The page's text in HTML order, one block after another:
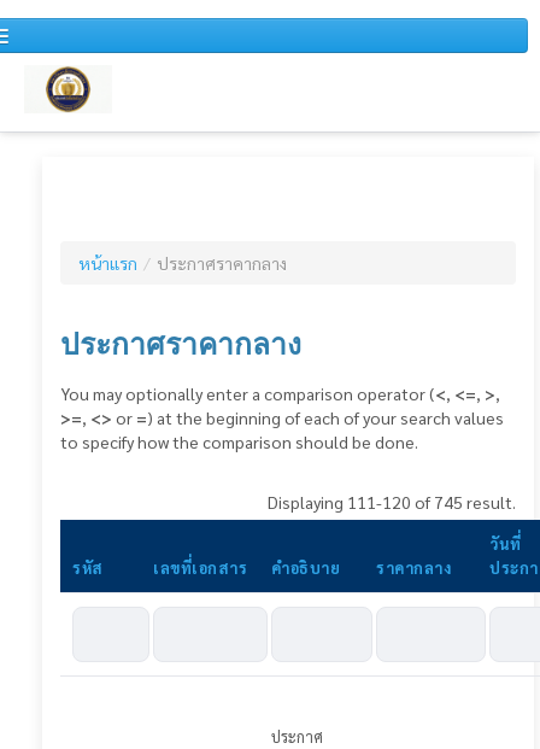
สำหรับบุคคลทั่วไป
รายงานสรุปผลการจัดซื้อจัดจ้างประจำปี
รายงานการวิเคราะห์ผลการจัดซื้อจัดจ้าง
ประกาศโครงการ
ประกาศร่าง TOR
หน้าแรก / ประกาศราคากลาง
ประกาศราคากลาง
You may optionally enter a comparison operator (<, <=, >,
>=, <> or =) at the beginning of each of your search values
to specify how the comparison should be done.
Displaying 111-120 of 745 result.
รหัส เลขที่เอกสาร คำอธิบาย ราคากลาง
วันที่
ประก
ประกาศ